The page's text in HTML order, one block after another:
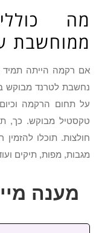
מה
ממוחשבת
אם רקמה הייתה תמיד
נחשבת לטרנד מבוקש
על תחום הרקמה
טקסטיל מבוקש. כך,
חולצות. תוכלו
מגבות, מפות, תיקים
מענה מיידי: 072-
שם: